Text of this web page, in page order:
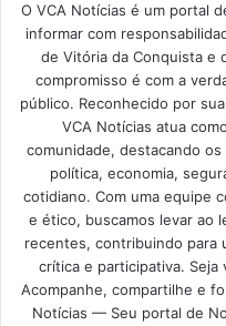
O VCA Notícias é um portal
informar com
de Vitória da Conquista e
compromisso é com a
público. Reconhecido por
VCA Notícias atua
comunidade, destacando
política, economia,
cotidiano. Com uma equipe
e ético, buscamos levar ao
recentes, contribuindo para
crítica e participativa. Seja
Acompanhe, compartilhe e
Notícias — Seu portal de